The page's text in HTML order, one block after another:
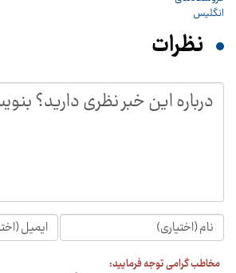
نظرات
مخاطب گرامی توجه فرمایید: